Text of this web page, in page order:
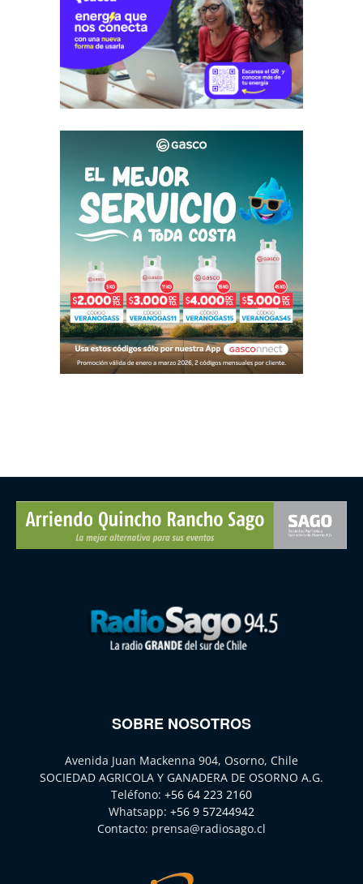
SOBRE NOSOTROS
Avenida Juan Mackenna 904, Osorno, Chile
SOCIEDAD AGRICOLA Y GANADERA DE OSORNO A.G.
Teléfono: +56 64 223 2160
Whatsapp: +56 9 57244942
Contacto: prensa@radiosago.cl